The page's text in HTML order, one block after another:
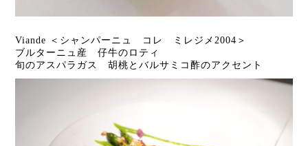
Viande ＜シャンパーニュ コレ ミレジメ2004＞
ブルターニュ産 仔牛のロティ
旬のアスパラガス 胡桃とバルサミコ酢のアクセント